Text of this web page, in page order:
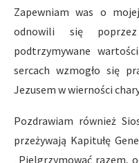
Zapewniam was o
odnowili się
podtrzymywane
sercach wzmogło się
Jezusem w wierności
Pozdrawiam również
przeżywają Kapitułę
„Pielgrzymować razem,